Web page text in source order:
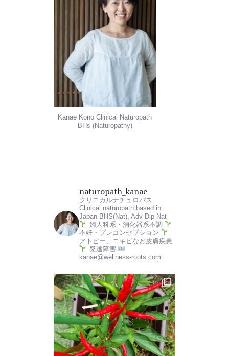
Kanae Kono Clinical Naturopath
BHs (Naturopathy)
naturopath_kanae
クリニカルナチュロパス
Clinical naturopath based in
Japan BHS(Nat), Adv Dip Nat
婦人科系・消化器系不調
不妊・プレコンセプション
アトピー、ニキビなど皮膚疾患
発達障害
kanae@wellness-roots.com